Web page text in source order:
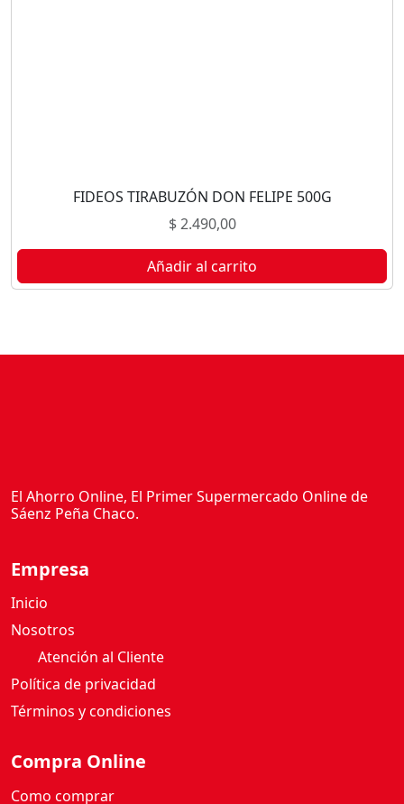
FIDEOS TIRABUZÓN DON FELIPE 500G
$2.490,00
Añadir al carrito
El Ahorro Online, El Primer Supermercado Online de
Sáenz Peña Chaco.
Empresa
Inicio
Nosotros
Atención al Cliente
Política de privacidad
Términos y condiciones
Compra Online
Como comprar